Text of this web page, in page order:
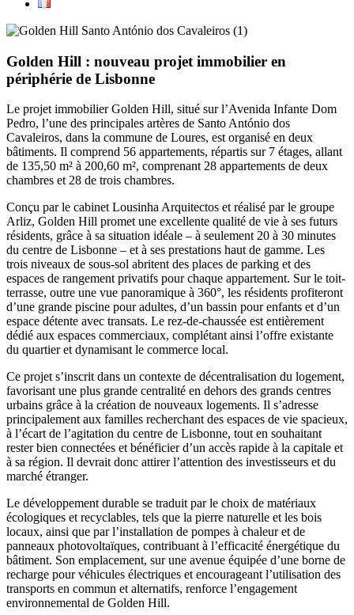
Golden Hill : nouveau projet immobilier en
périphérie de Lisbonne
Le projet immobilier Golden Hill, situé sur l’Avenida Infante Dom
Pedro, l’une des principales artères de Santo António dos
Cavaleiros, dans la commune de Loures, est organisé en deux
bâtiments. Il comprend 56 appartements, répartis sur 7 étages, allant
de 135,50 m² à 200,60 m², comprenant 28 appartements de deux
chambres et 28 de trois chambres.
Conçu par le cabinet Lousinha Arquitectos et réalisé par le groupe
Arliz, Golden Hill promet une excellente qualité de vie à ses futurs
résidents, grâce à sa situation idéale – à seulement 20 à 30 minutes
du centre de Lisbonne – et à ses prestations haut de gamme. Les
trois niveaux de sous-sol abritent des places de parking et des
espaces de rangement privatifs pour chaque appartement. Sur le toit-
terrasse, outre une vue panoramique à 360°, les résidents profiteront
d’une grande piscine pour adultes, d’un bassin pour enfants et d’un
espace détente avec transats. Le rez-de-chaussée est entièrement
dédié aux espaces commerciaux, complétant ainsi l’offre existante
du quartier et dynamisant le commerce local.
Ce projet s’inscrit dans un contexte de décentralisation du logement,
favorisant une plus grande centralité en dehors des grands centres
urbains grâce à la création de nouveaux logements. Il s’adresse
principalement aux familles recherchant des espaces de vie spacieux,
à l’écart de l’agitation du centre de Lisbonne, tout en souhaitant
rester bien connectées et bénéficier d’un accès rapide à la capitale et
à sa région. Il devrait donc attirer l’attention des investisseurs et du
marché étranger.
Le développement durable se traduit par le choix de matériaux
écologiques et recyclables, tels que la pierre naturelle et les bois
locaux, ainsi que par l’installation de pompes à chaleur et de
panneaux photovoltaïques, contribuant à l’efficacité énergétique du
bâtiment. Son emplacement, sur une avenue équipée d’une borne de
recharge pour véhicules électriques et encourageant l’utilisation des
transports en commun et alternatifs, renforce l’engagement
environnemental de Golden Hill.